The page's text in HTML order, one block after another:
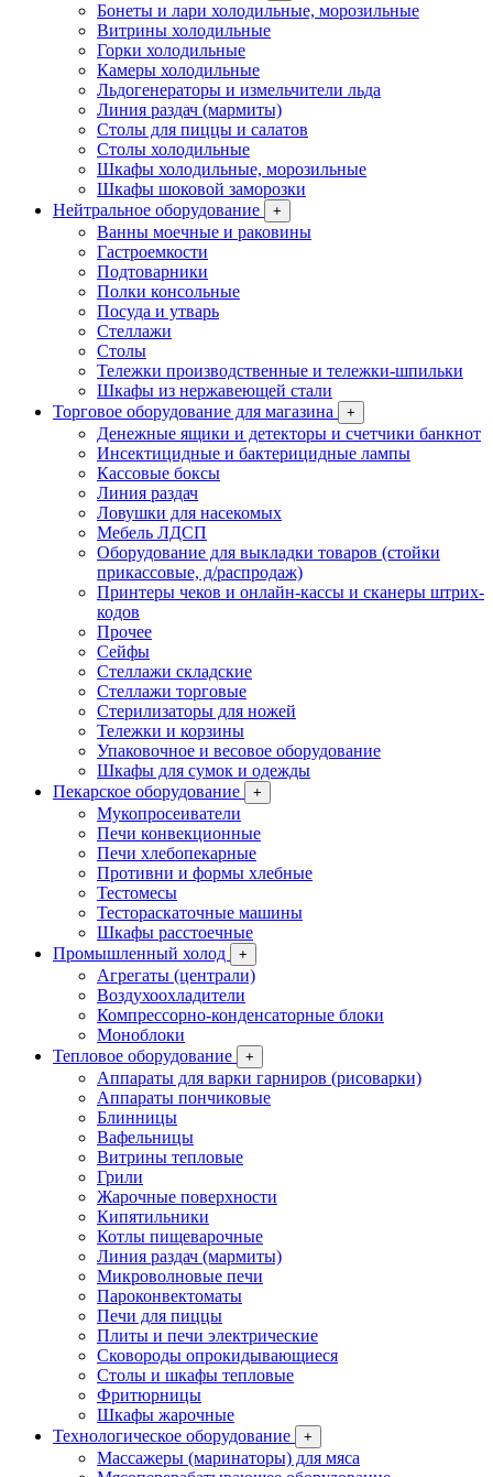
Бонеты и лари холодильные, морозильные
Витрины холодильные
Горки холодильные
Камеры холодильные
Льдогенераторы и измельчители льда
Линия раздач (мармиты)
Столы для пиццы и салатов
Столы холодильные
Шкафы холодильные, морозильные
Шкафы шоковой заморозки
Нейтральное оборудование
+
Ванны моечные и раковины
Гастроемкости
Подтоварники
Полки консольные
Посуда и утварь
Стеллажи
Столы
Тележки производственные и тележки-шпильки
Шкафы из нержавеющей стали
Торговое оборудование для магазина
+
Денежные ящики и детекторы и счетчики банкнот
Инсектицидные и бактерицидные лампы
Кассовые боксы
Линия раздач
Ловушки для насекомых
Мебель ЛДСП
Оборудование для выкладки товаров (стойки
прикассовые, д/распродаж)
Принтеры чеков и онлайн-кассы и сканеры штрих-
кодов
Прочее
Сейфы
Стеллажи складские
Стеллажи торговые
Стерилизаторы для ножей
Тележки и корзины
Упаковочное и весовое оборудование
Шкафы для сумок и одежды
Пекарское оборудование
+
Мукопросеиватели
Печи конвекционные
Печи хлебопекарные
Противни и формы хлебные
Тестомесы
Тестораскаточные машины
Шкафы расстоечные
Промышленный холод
+
Агрегаты (централи)
Воздухоохладители
Компрессорно-конденсаторные блоки
Моноблоки
Тепловое оборудование
+
Аппараты для варки гарниров (рисоварки)
Аппараты пончиковые
Блинницы
Вафельницы
Витрины тепловые
Грили
Жарочные поверхности
Кипятильники
Котлы пищеварочные
Линия раздач (мармиты)
Микроволновые печи
Пароконвектоматы
Печи для пиццы
Плиты и печи электрические
Сковороды опрокидывающиеся
Столы и шкафы тепловые
Фритюрницы
Шкафы жарочные
Технологическое оборудование
+
Массажеры (маринаторы) для мяса